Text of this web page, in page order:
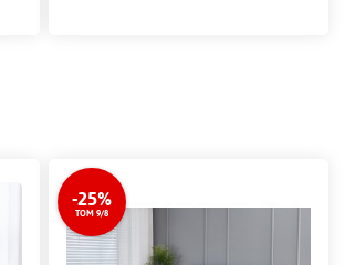
-25%
TOM 9/8